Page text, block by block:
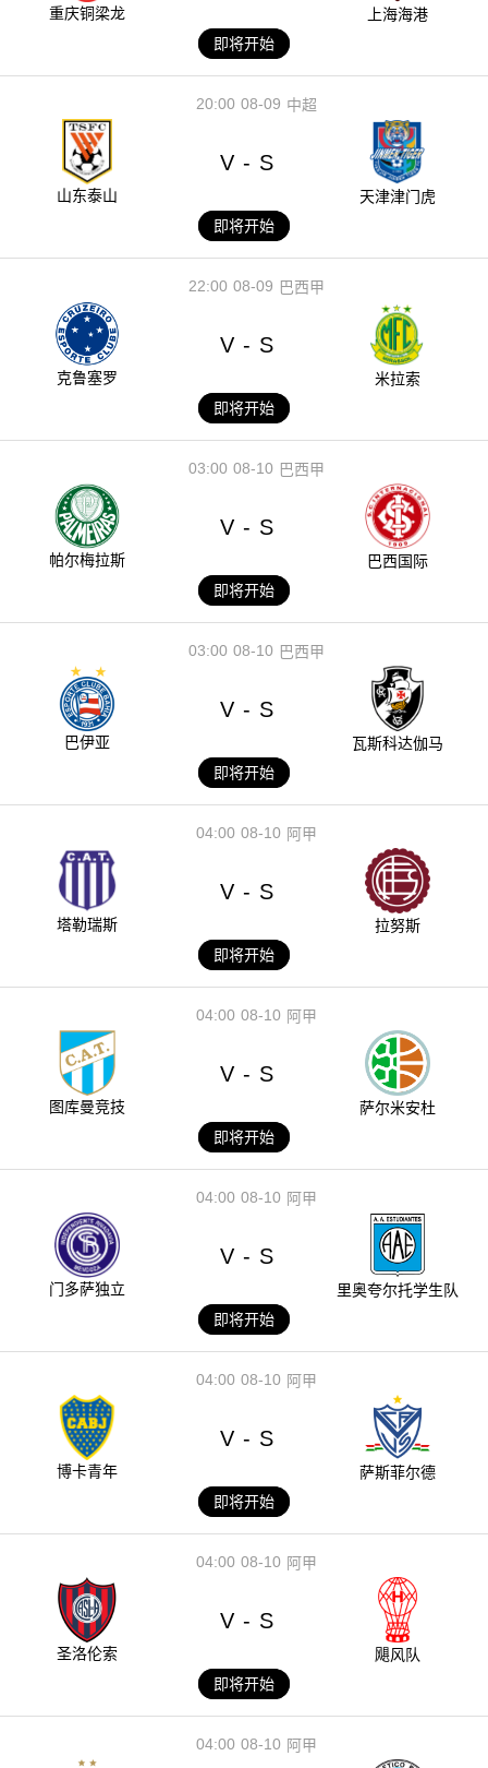
重庆铜梁龙
上海海港
即将开始
08-09
20:00 中超
山东泰山
V - S
天津津门虎
即将开始
08-09
22:00 巴西甲
克鲁塞罗
V - S
米拉索
即将开始
08-10
03:00 巴西甲
帕尔梅拉斯
V - S
巴西国际
即将开始
08-10
03:00 巴西甲
巴伊亚
V - S
瓦斯科达伽马
即将开始
08-10
04:00 阿甲
塔勒瑞斯
V - S
拉努斯
即将开始
08-10
04:00 阿甲
图库曼竞技
V - S
萨尔米安杜
即将开始
08-10
04:00 阿甲
门多萨独立
V - S
里奥夸尔托学生队
即将开始
08-10
04:00 阿甲
博卡青年
V - S
萨斯菲尔德
即将开始
08-10
04:00 阿甲
圣洛伦索
V - S
飓风队
即将开始
08-10
04:00 阿甲